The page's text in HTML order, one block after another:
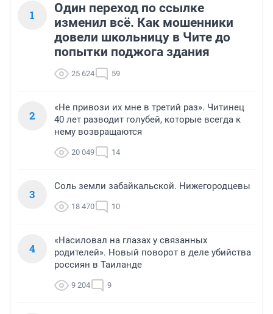
1
Один переход по ссылке
изменил всё. Как мошенники
довели школьницу в Чите до
попытки поджога здания
25 624 59
2
«Не привози их мне в третий раз». Читинец
40 лет разводит голубей, которые всегда к
нему возвращаются
20 049 14
3
Соль земли забайкальской. Нижегородцевы
18 470 10
4
«Насиловал на глазах у связанных
родителей». Новый поворот в деле убийства
россиян в Таиланде
9 204 9